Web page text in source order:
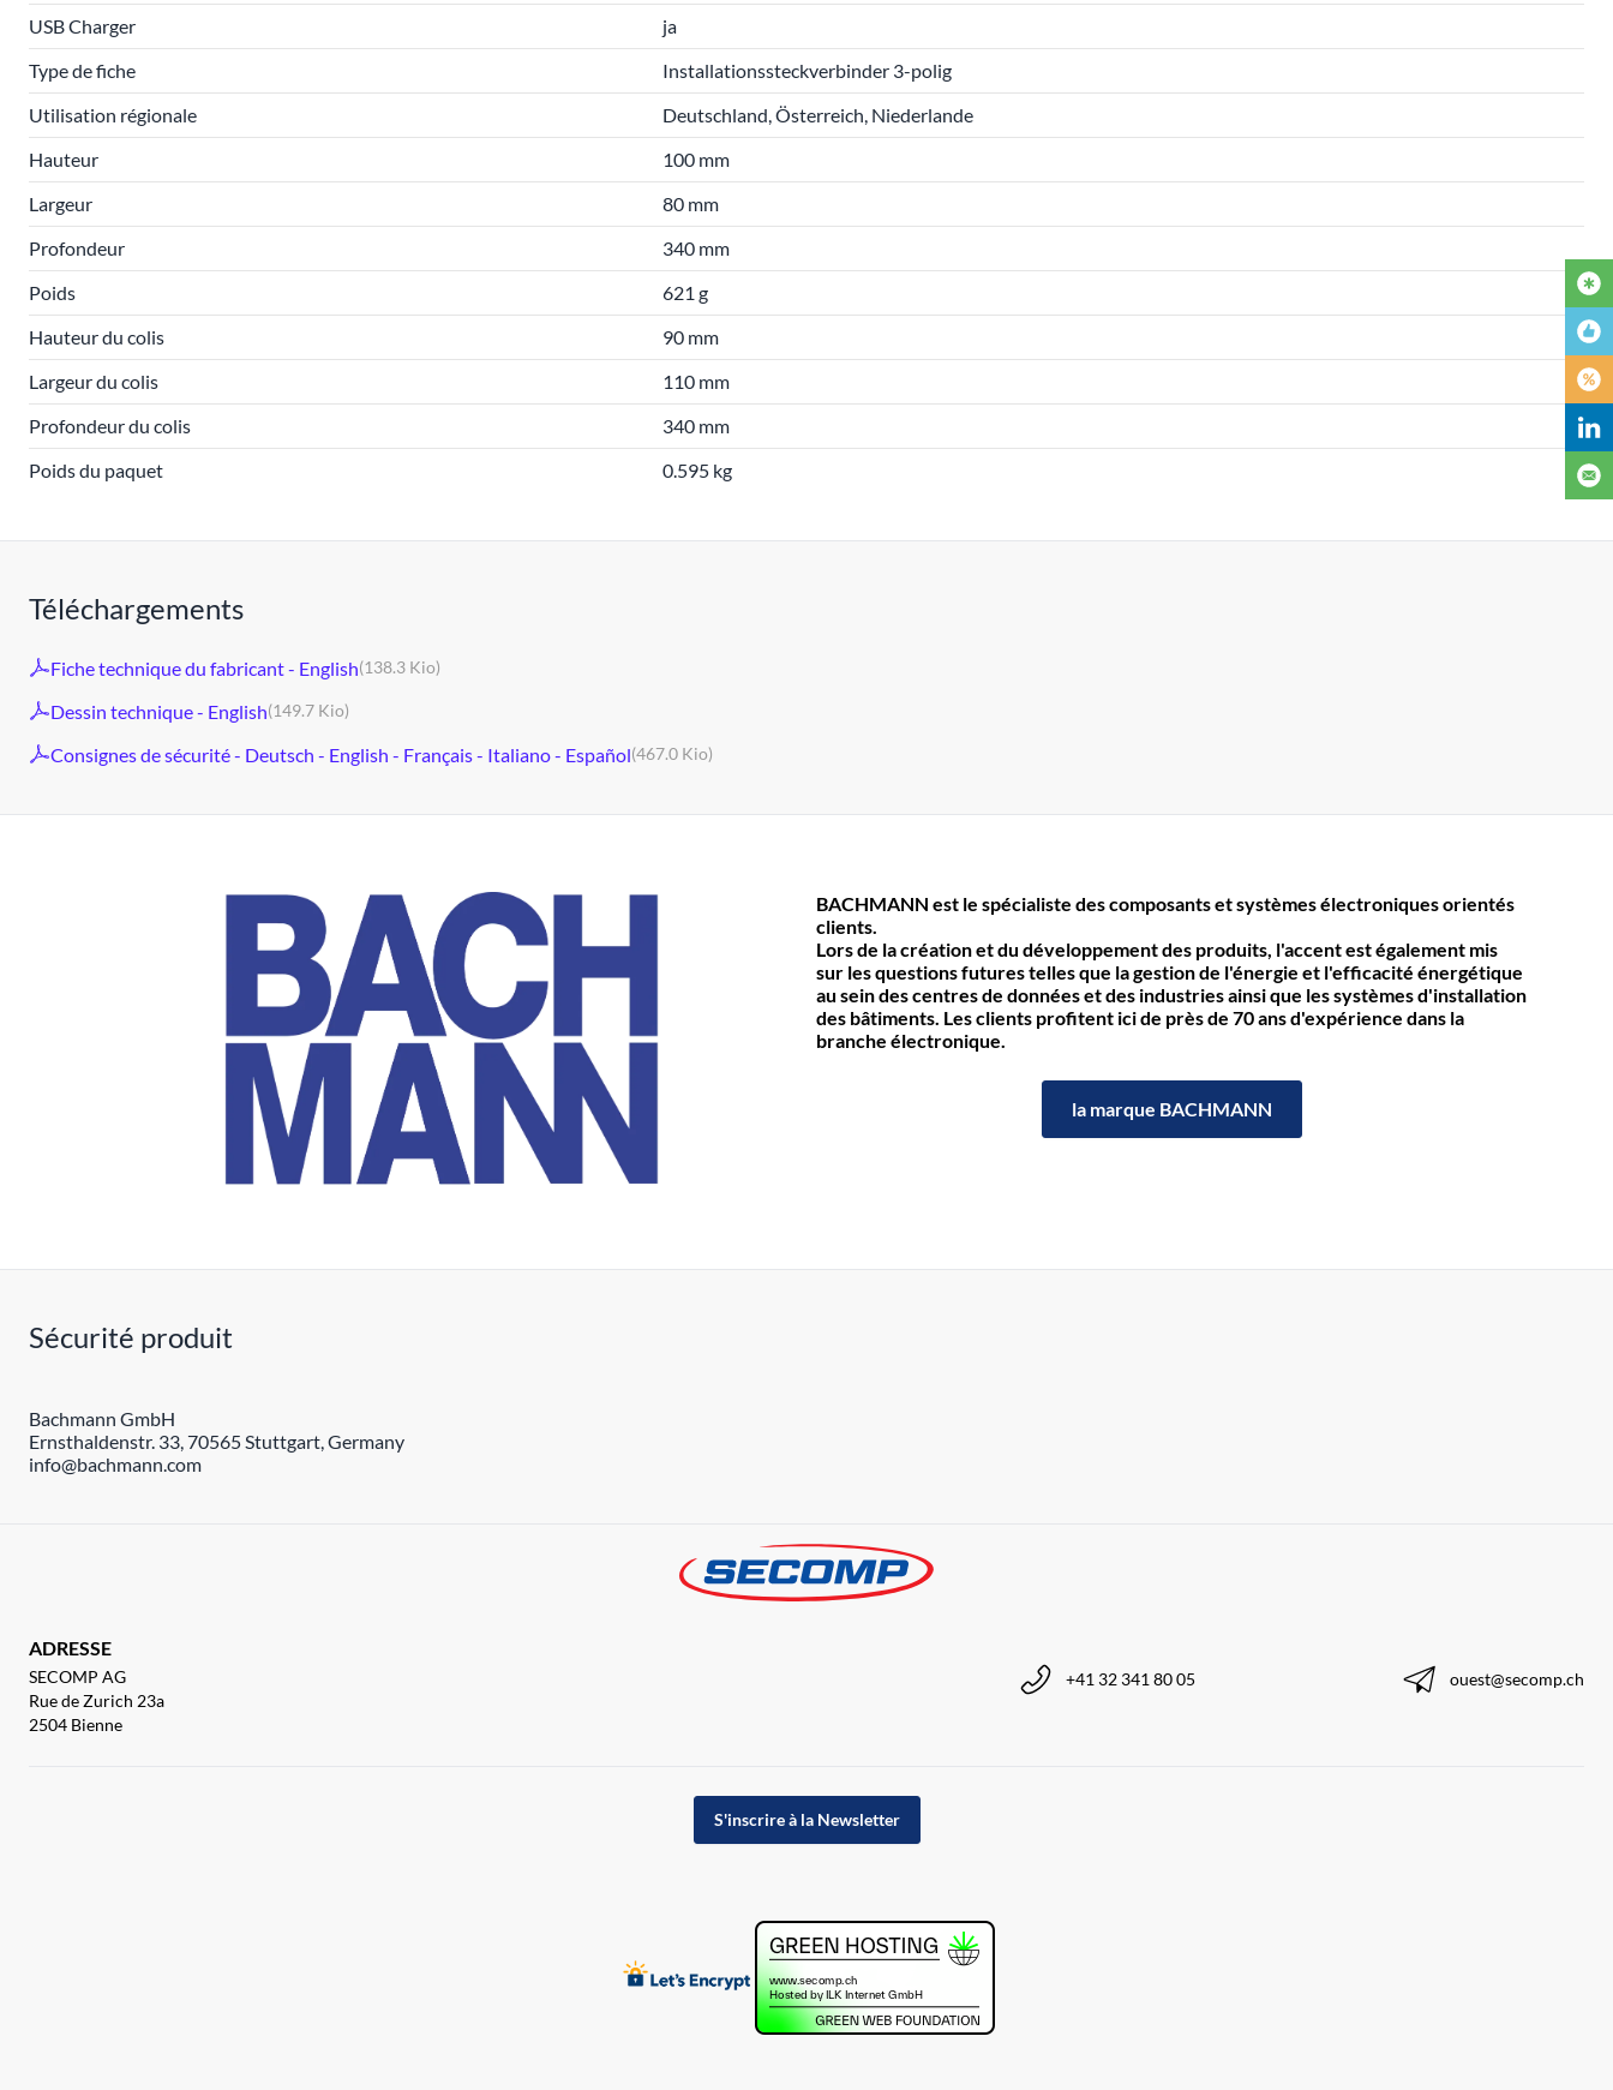
USB Charger
ja
Type de fiche
Installationssteckverbinder 3-polig
Utilisation régionale
Deutschland, Österreich, Niederlande
Hauteur
100 mm
Largeur
80 mm
Profondeur
340 mm
Poids
621 g
Hauteur du colis
90 mm
Largeur du colis
110 mm
Profondeur du colis
340 mm
Poids du paquet
0.595 kg
Téléchargements
Fiche technique du fabricant - English(138.3 Kio)
Dessin technique - English(149.7 Kio)
Consignes de sécurité - Deutsch - English - Français - Italiano - Español(467.0 Kio)
BACHMANN est le spécialiste des composants et systèmes électroniques orientés
clients.
Lors de la création et du développement des produits, l'accent est également mis
sur les questions futures telles que la gestion de l'énergie et l'efficacité énergétique
au sein des centres de données et des industries ainsi que les systèmes d'installation
des bâtiments. Les clients profitent ici de près de 70 ans d'expérience dans la
branche électronique.
la marque BACHMANN
Sécurité produit
Bachmann GmbH
Ernsthaldenstr. 33, 70565 Stuttgart, Germany
info@bachmann.com
ADRESSE
SECOMP AG
Rue de Zurich 23a
2504 Bienne
+41 32 341 80 05 ouest@secomp.ch
S'inscrire à la Newsletter